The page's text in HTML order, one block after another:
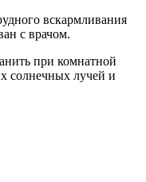
вскармливания
с врачом.
при комнатной
солнечных лучей и